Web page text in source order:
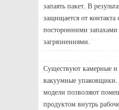
запаять пакет. В
защищается от контакта
посторонними
загрязнениями.
Существуют камерные и
вакуумные
модели позволяют
продуктом внутрь